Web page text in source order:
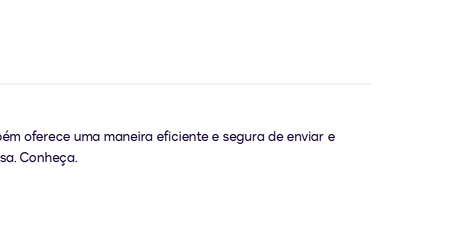
oferece uma maneira eficiente e segura de enviar e
Conheça.